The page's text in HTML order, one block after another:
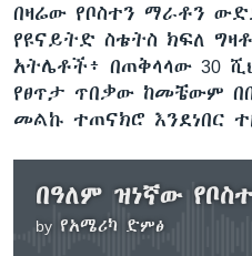
በዛሬው የቦስተን ማራቶን
የዩናይትድ ስቴትስ ክፍለ
አትሌቶች፥ በጠቅላላው 30
የፀጥታ ጥበቃው ከመቼውም
መልኩ ተጠናክሮ እንደነበር
by የአሜሪካ ድምፅ
No media